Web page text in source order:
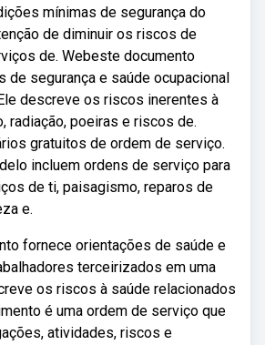
mínimas de segurança do
de diminuir os riscos de
de. Webeste documento
de segurança e saúde ocupacional
descreve os riscos inerentes à
radiação, poeiras e riscos de.
gratuitos de ordem de serviço.
incluem ordens de serviço para
de ti, paisagismo, reparos de
e.
fornece orientações de saúde e
terceirizados em uma
os riscos à saúde relacionados
é uma ordem de serviço que
atividades, riscos e